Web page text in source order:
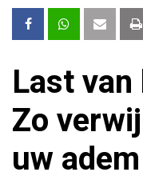
Last
Zo
uw